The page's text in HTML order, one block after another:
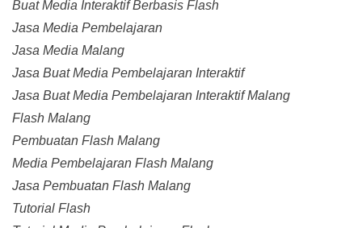
Buat Media Interaktif Berbasis Flash
Jasa Media Pembelajaran
Jasa Media Malang
Jasa Buat Media Pembelajaran Interaktif
Jasa Buat Media Pembelajaran Interaktif Malang
Flash Malang
Pembuatan Flash Malang
Media Pembelajaran Flash Malang
Jasa Pembuatan Flash Malang
Tutorial Flash